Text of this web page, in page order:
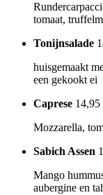
tomaat,
Tonijnsalade
huisgemaakt
een gekookt ei
Caprese 14,95
Mozzarella,
Sabich Assen
Mango
aubergine en